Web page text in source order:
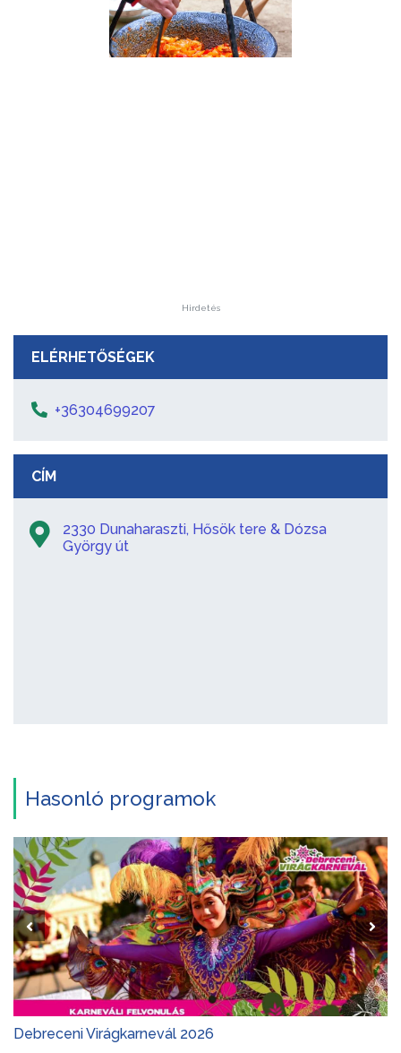
Hirdetés
ELÉRHETŐSÉGEK
+36304699207
CÍM
2330 Dunaharaszti, Hősök tere & Dózsa
György út
Hasonló programok
Debreceni Virágkarnevál 2026